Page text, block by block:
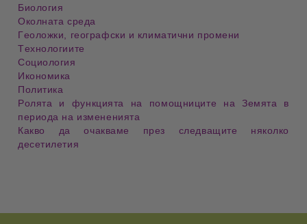
Биология
Околната среда
Геоложки, географски и климатични промени
Технологиите
Социология
Икономика
Политика
Ролята и функцията на помощниците на Земята в
периода на измененията
Какво да очакваме през следващите няколко
десетилетия